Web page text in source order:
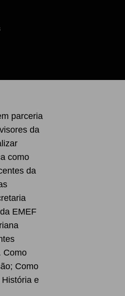
parceria
da
como
da
EMEF
Como
Como
e